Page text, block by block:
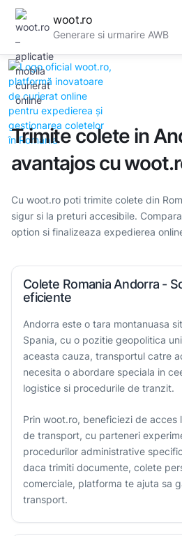
woot.ro
Generare si urmarire AWB
Trimite colete in
avantajos cu
Cu woot.ro poti trimite colete din
sigur si la preturi accesibile.
option si finalizeaza expedierea
Colete Romania Andorra -
eficiente
Andorra este o tara montanuasa
Spania, cu o pozitie geopolitica
aceasta cauza, transportul catre
necesita o abordare speciala in
logistice si procedurile de tranzit.
Prin woot.ro, beneficiezi de acces
de transport, cu parteneri
procedurilor administrative
daca trimiti documente, colete
comerciale, platforma te ajuta sa
transport.